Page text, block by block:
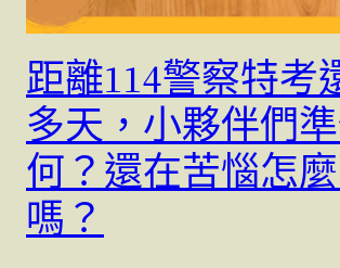
距離114警察特考
多天，小夥伴們
何？還在苦惱怎
嗎？